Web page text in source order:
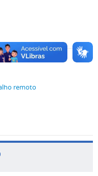
remoto